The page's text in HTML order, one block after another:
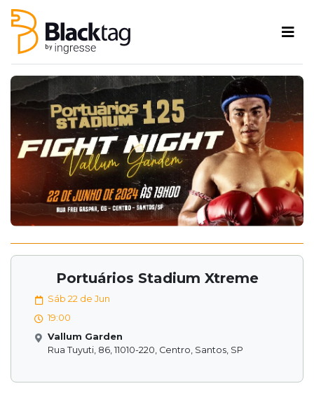
Portuários Stadium Xtreme
Sáb 22 de Jun
19:00
Vallum Garden
Rua Tuyuti, 86, 11010-220, Centro, Santos, SP